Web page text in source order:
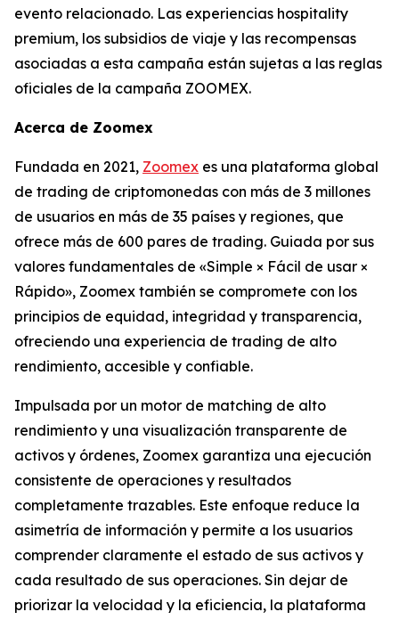
evento relacionado. Las experiencias hospitality
premium, los subsidios de viaje y las recompensas
asociadas a esta campaña están sujetas a las reglas
oficiales de la campaña ZOOMEX.
Acerca de Zoomex
Fundada en 2021, Zoomex es una plataforma global
de trading de criptomonedas con más de 3 millones
de usuarios en más de 35 países y regiones, que
ofrece más de 600 pares de trading. Guiada por sus
valores fundamentales de «Simple × Fácil de usar ×
Rápido», Zoomex también se compromete con los
principios de equidad, integridad y transparencia,
ofreciendo una experiencia de trading de alto
rendimiento, accesible y confiable.
Impulsada por un motor de matching de alto
rendimiento y una visualización transparente de
activos y órdenes, Zoomex garantiza una ejecución
consistente de operaciones y resultados
completamente trazables. Este enfoque reduce la
asimetría de información y permite a los usuarios
comprender claramente el estado de sus activos y
cada resultado de sus operaciones. Sin dejar de
priorizar la velocidad y la eficiencia, la plataforma